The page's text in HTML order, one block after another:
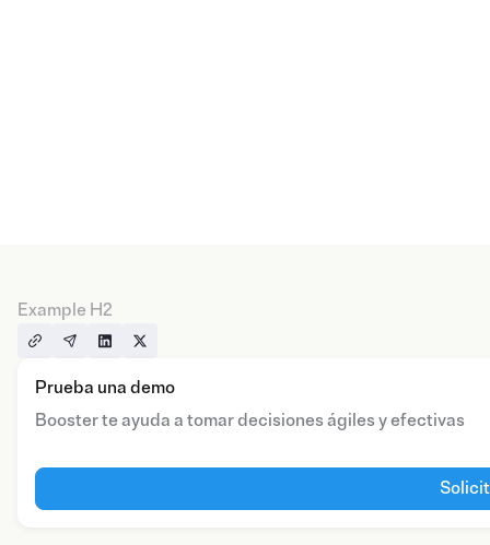
Example H2
Prueba una demo
Booster te ayuda a tomar decisiones ágiles y efectivas